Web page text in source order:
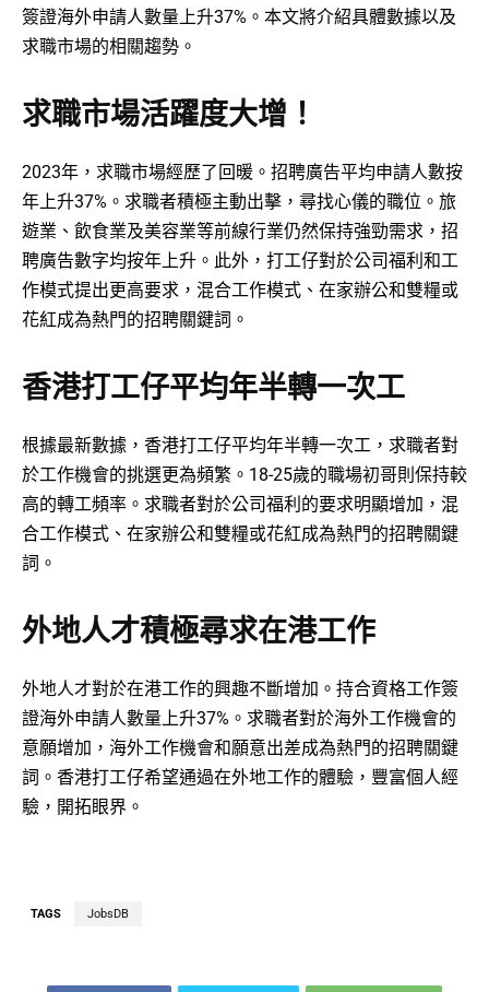
簽證海外申請人數量上升37%。本文將介紹具體數據以及
求職市場的相關趨勢。
求職市場活躍度大增！
2023年，求職市場經歷了回暖。招聘廣告平均申請人數按
年上升37%。求職者積極主動出擊，尋找心儀的職位。旅
遊業、飲食業及美容業等前線行業仍然保持強勁需求，招
聘廣告數字均按年上升。此外，打工仔對於公司福利和工
作模式提出更高要求，混合工作模式、在家辦公和雙糧或
花紅成為熱門的招聘關鍵詞。
香港打工仔平均年半轉一次工
根據最新數據，香港打工仔平均年半轉一次工，求職者對
於工作機會的挑選更為頻繁。18-25歲的職場初哥則保持較
高的轉工頻率。求職者對於公司福利的要求明顯增加，混
合工作模式、在家辦公和雙糧或花紅成為熱門的招聘關鍵
詞。
外地人才積極尋求在港工作
外地人才對於在港工作的興趣不斷增加。持合資格工作簽
證海外申請人數量上升37%。求職者對於海外工作機會的
意願增加，海外工作機會和願意出差成為熱門的招聘關鍵
詞。香港打工仔希望通過在外地工作的體驗，豐富個人經
驗，開拓眼界。
TAGS JobsDB